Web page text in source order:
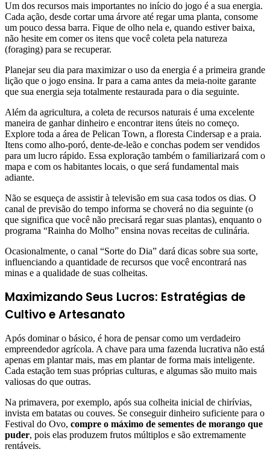
Um dos recursos mais importantes no início do jogo é a sua energia.
Cada ação, desde cortar uma árvore até regar uma planta, consome
um pouco dessa barra. Fique de olho nela e, quando estiver baixa,
não hesite em comer os itens que você coleta pela natureza
(foraging) para se recuperar.
Planejar seu dia para maximizar o uso da energia é a primeira grande
lição que o jogo ensina. Ir para a cama antes da meia-noite garante
que sua energia seja totalmente restaurada para o dia seguinte.
Além da agricultura, a coleta de recursos naturais é uma excelente
maneira de ganhar dinheiro e encontrar itens úteis no começo.
Explore toda a área de Pelican Town, a floresta Cindersap e a praia.
Itens como alho-poró, dente-de-leão e conchas podem ser vendidos
para um lucro rápido. Essa exploração também o familiarizará com o
mapa e com os habitantes locais, o que será fundamental mais
adiante.
Não se esqueça de assistir à televisão em sua casa todos os dias. O
canal de previsão do tempo informa se choverá no dia seguinte (o
que significa que você não precisará regar suas plantas), enquanto o
programa “Rainha do Molho” ensina novas receitas de culinária.
Ocasionalmente, o canal “Sorte do Dia” dará dicas sobre sua sorte,
influenciando a quantidade de recursos que você encontrará nas
minas e a qualidade de suas colheitas.
Maximizando Seus Lucros: Estratégias de
Cultivo e Artesanato
Após dominar o básico, é hora de pensar como um verdadeiro
empreendedor agrícola. A chave para uma fazenda lucrativa não está
apenas em plantar mais, mas em plantar de forma mais inteligente.
Cada estação tem suas próprias culturas, e algumas são muito mais
valiosas do que outras.
Na primavera, por exemplo, após sua colheita inicial de chirívias,
invista em batatas ou couves. Se conseguir dinheiro suficiente para o
Festival do Ovo, compre o máximo de sementes de morango que
puder, pois elas produzem frutos múltiplos e são extremamente
rentáveis.